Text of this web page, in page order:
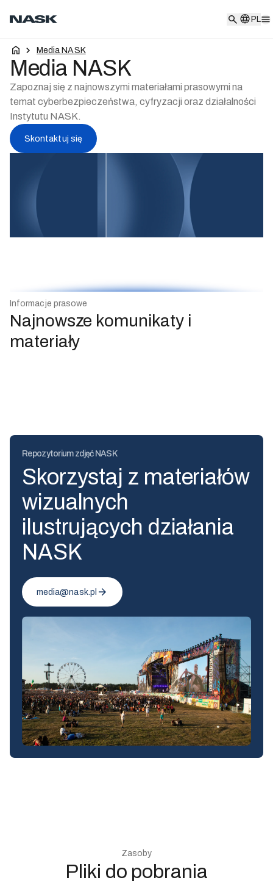
PL
Media NASK
Media NASK
Zapoznaj się z najnowszymi materiałami prasowymi na
temat cyberbezpieczeństwa, cyfryzacji oraz działalności
Instytutu NASK.
Skontaktuj się
Informacje prasowe
Najnowsze komunikaty i
materiały
Repozytorium zdjęć NASK
Skorzystaj z materiałów
wizualnych
ilustrujących działania
NASK
media@nask.pl
Zasoby
Pliki do pobrania